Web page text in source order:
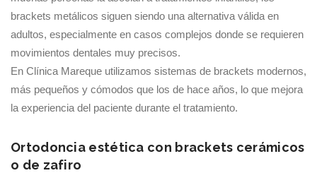
brackets metálicos siguen siendo una alternativa válida en
adultos, especialmente en casos complejos donde se requieren
movimientos dentales muy precisos.
En Clínica Mareque utilizamos sistemas de brackets modernos,
más pequeños y cómodos que los de hace años, lo que mejora
la experiencia del paciente durante el tratamiento.
Ortodoncia estética con brackets cerámicos
o de zafiro